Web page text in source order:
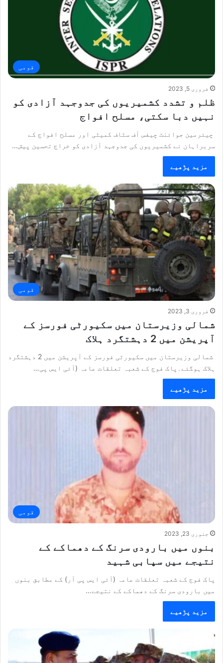
قومی
فروری 5, 2023
ظلم و تشدد کشمیریوں کی جدوجہد آزادی کو
نہیں دبا سکتی، مسلح افواج
چیئرمین جوائنٹ چیفس آف سٹاف کمیٹی اور مسلح افواج کے
سربراہان نے کشمیریوں کی جدوجہد آزادی کو خراج تحسین پیش…
مزید پڑھیے
قومی
فروری 3, 2023
شمالی وزیرستان میں سکیورٹی فورسز کے
آپریشن میں 2 دہشتگرد ہلاک
شمالی وزیرستان میں سکیورٹی فورسز کے آپریشن میں 2 دہشتگرد
ہلاک ہوگئے۔پاک فوج کے شعبہ تعلقات عامہ (آئی ایس پی…
مزید پڑھیے
قومی
جنوری 23, 2023
بنوں میں بارودی سرنگ کے دھماکے کے
نتیجے میں سپابی شہید
پاک فوج کے شعبہ تعلقات عامہ (آئی ایس پی آر) کے مطابق بنوں
میں بارودی سرنگ کے دھماکے کے نتیجے…
مزید پڑھیے